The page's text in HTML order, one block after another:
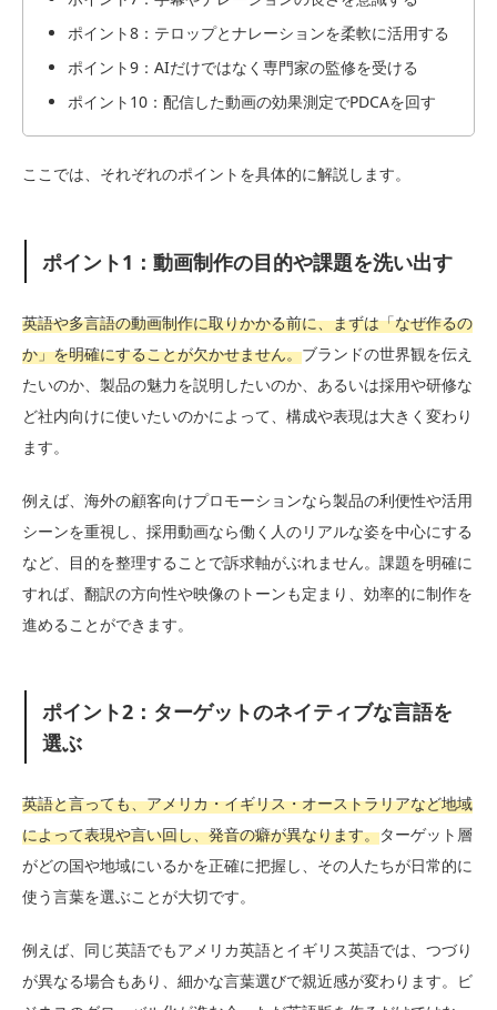
ポイント8：テロップとナレーションを柔軟に活用する
ポイント9：AIだけではなく専門家の監修を受ける
ポイント10：配信した動画の効果測定でPDCAを回す
ここでは、それぞれのポイントを具体的に解説します。
ポイント1：動画制作の目的や課題を洗い出す
英語や多言語の動画制作に取りかかる前に、まずは「なぜ作るの
か」を明確にすることが欠かせません。ブランドの世界観を伝え
たいのか、製品の魅力を説明したいのか、あるいは採用や研修な
ど社内向けに使いたいのかによって、構成や表現は大きく変わり
ます。
例えば、海外の顧客向けプロモーションなら製品の利便性や活用
シーンを重視し、採用動画なら働く人のリアルな姿を中心にする
など、目的を整理することで訴求軸がぶれません。課題を明確に
すれば、翻訳の方向性や映像のトーンも定まり、効率的に制作を
進めることができます。
ポイント2：ターゲットのネイティブな言語を
選ぶ
英語と言っても、アメリカ・イギリス・オーストラリアなど地域
によって表現や言い回し、発音の癖が異なります。ターゲット層
がどの国や地域にいるかを正確に把握し、その人たちが日常的に
使う言葉を選ぶことが大切です。
例えば、同じ英語でもアメリカ英語とイギリス英語では、つづり
が異なる場合もあり、細かな言葉選びで親近感が変わります。ビ